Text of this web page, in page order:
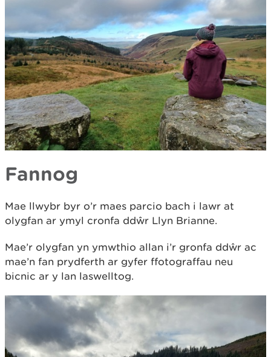
Fannog
Mae llwybr byr o’r maes parcio bach i lawr at
olygfan ar ymyl cronfa ddŵr Llyn Brianne.
Mae’r olygfan yn ymwthio allan i’r gronfa ddŵr ac
mae’n fan prydferth ar gyfer ffotograffau neu
bicnic ar y lan laswelltog.